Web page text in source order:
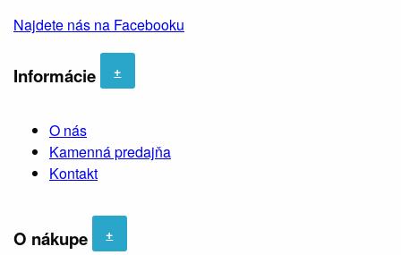
Najdete nás na Facebooku
Informácie +
O nás
Kamenná predajňa
Kontakt
O nákupe +